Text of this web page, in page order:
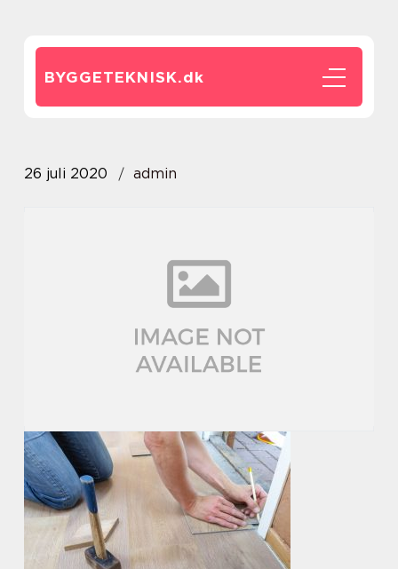
BYGGETEKNISK.dk
26 juli 2020 admin